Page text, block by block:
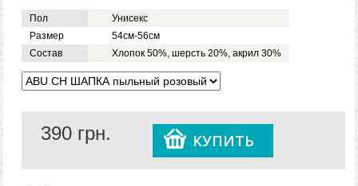
Пол
Унисекс
Размер
54см-56см
Состав
Хлопок 50%, шерсть 20%, акрил 30%
390 грн. КУПИТЬ